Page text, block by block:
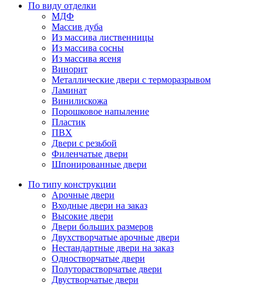
По виду отделки
МДФ
Массив дуба
Из массива лиственницы
Из массива сосны
Из массива ясеня
Винорит
Металлические двери с терморазрывом
Ламинат
Винилискожа
Порошковое напыление
Пластик
ПВХ
Двери с резьбой
Филенчатые двери
Шпонированные двери
По типу конструкции
Арочные двери
Входные двери на заказ
Высокие двери
Двери больших размеров
Двухстворчатые арочные двери
Нестандартные двери на заказ
Одностворчатые двери
Полуторастворчатые двери
Двустворчатые двери